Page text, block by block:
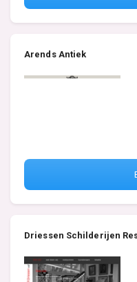
Arends Antiek
Driessen Schilderijen